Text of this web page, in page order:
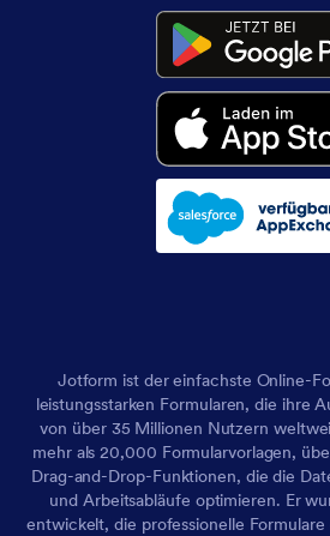
Jotform ist der einfachste Online-
leistungsstarken Formularen, die ihre
von über 35 Millionen Nutzern
mehr als 20,000 Formularvorlagen,
Drag-and-Drop-Funktionen, die die
und Arbeitsabläufe optimieren. Er
entwickelt, die professionelle